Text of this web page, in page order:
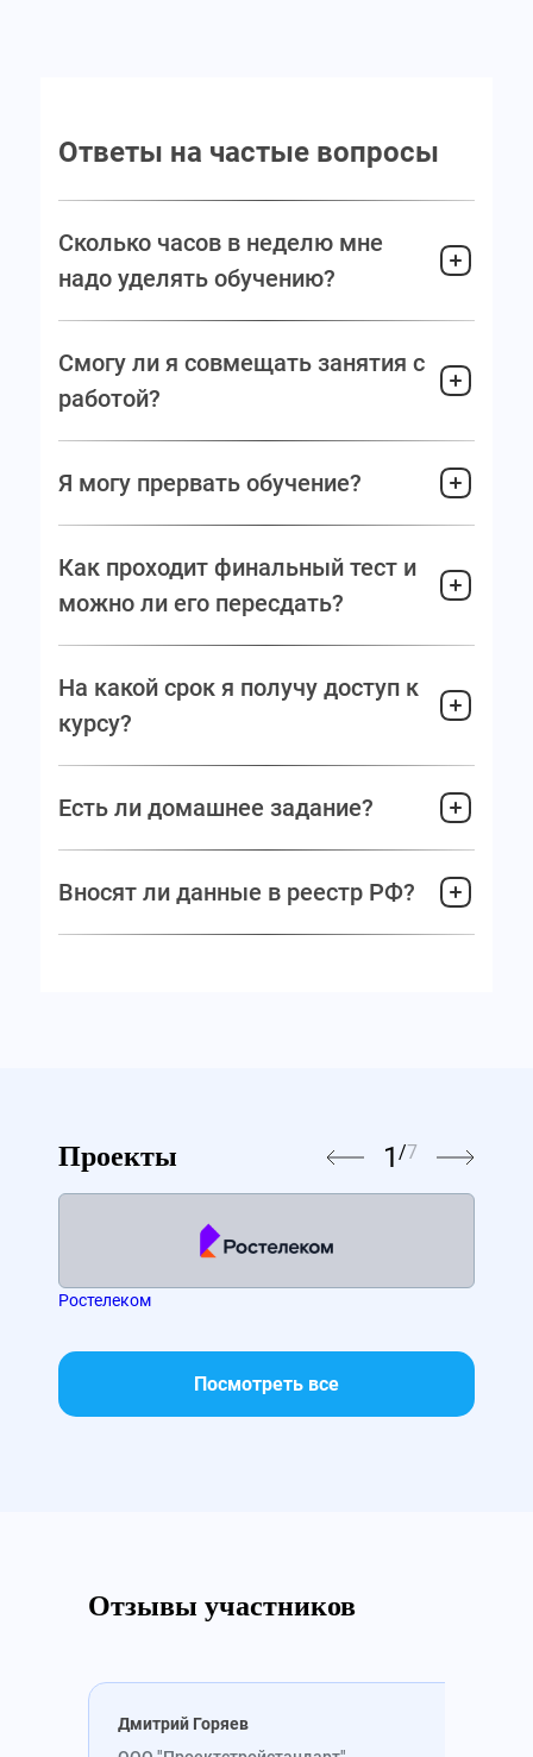
Ответы на частые вопросы
Сколько часов в неделю мне
надо уделять обучению?
Смогу ли я совмещать занятия с
работой?
Я могу прервать обучение?
Как проходит финальный тест и
можно ли его пересдать?
На какой срок я получу доступ к
курсу?
Есть ли домашнее задание?
Вносят ли данные в реестр РФ?
Проекты 1 /7
Ростелеком
Посмотреть все
Отзывы участников
Дмитрий Горяев